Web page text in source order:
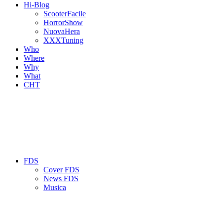
Hi-Blog
ScooterFacile
HorrorShow
NuovaHera
XXXTuning
Who
Where
Why
What
CHT
FDS
Cover FDS
News FDS
Musica